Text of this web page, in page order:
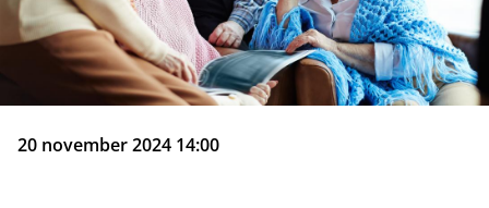
20 november 2024 14:00